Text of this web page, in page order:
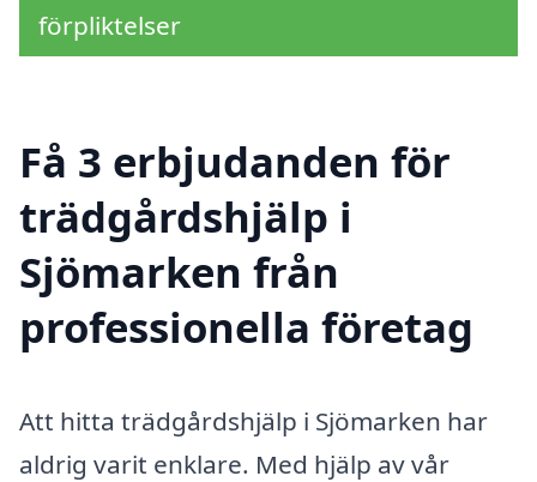
förpliktelser
Få 3 erbjudanden för
trädgårdshjälp i
Sjömarken från
professionella företag
Att hitta trädgårdshjälp i Sjömarken har
aldrig varit enklare. Med hjälp av vår